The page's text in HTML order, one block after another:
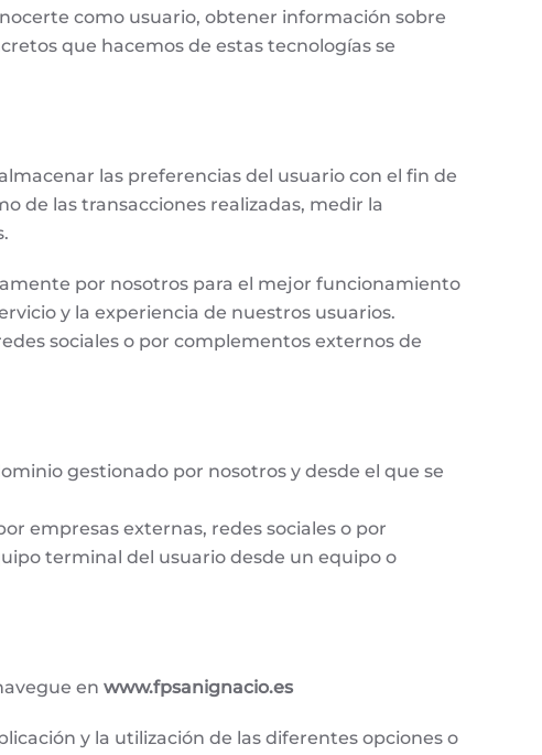
como usuario, obtener información sobre
que hacemos de estas tecnologías se
las preferencias del usuario con el fin de
de las transacciones realizadas, medir la
por nosotros para el mejor funcionamiento
y la experiencia de nuestros usuarios.
sociales o por complementos externos de
gestionado por nosotros y desde el que se
empresas externas, redes sociales o por
terminal del usuario desde un equipo o
en www.fpsanignacio.es
y la utilización de las diferentes opciones o